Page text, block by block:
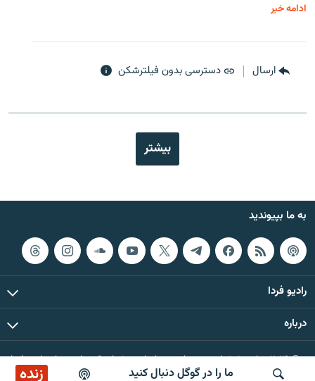
ما را در گوگل دنبال کنید زنده
ادامه خبر
ارسال دسترسی بدون فیلترشکن
بیشتر
به ما بپیوندید
رادیو فردا
درباره
© ۲۰۲۶ تمام حقوق این وب‌سایت، بر اساس مقررات کپی‌رایت، برای رادیو فردا
محفوظ است.